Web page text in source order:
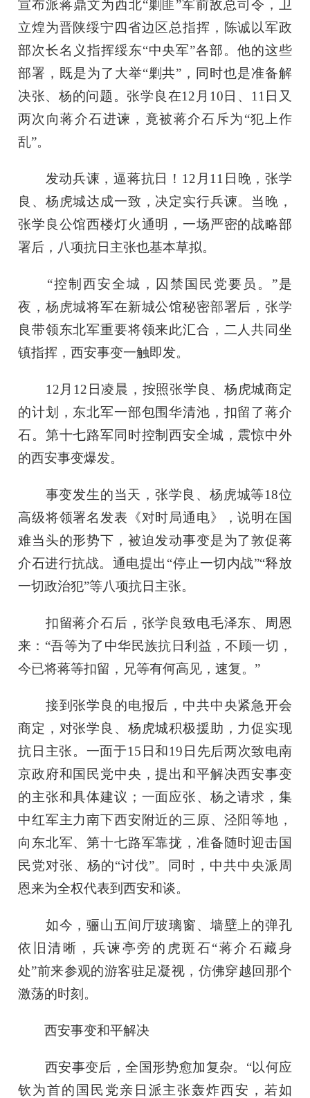
宣布派蒋鼎文为西北“剿匪”军前敌总司令，卫
立煌为晋陕绥宁四省边区总指挥，陈诚以军政
部次长名义指挥绥东“中央军”各部。他的这些
部署，既是为了大举“剿共”，同时也是准备解
决张、杨的问题。张学良在12月10日、11日又
两次向蒋介石进谏，竟被蒋介石斥为“犯上作
乱”。
发动兵谏，逼蒋抗日！12月11日晚，张学
良、杨虎城达成一致，决定实行兵谏。当晚，
张学良公馆西楼灯火通明，一场严密的战略部
署后，八项抗日主张也基本草拟。
“控制西安全城，囚禁国民党要员。”是
夜，杨虎城将军在新城公馆秘密部署后，张学
良带领东北军重要将领来此汇合，二人共同坐
镇指挥，西安事变一触即发。
12月12日凌晨，按照张学良、杨虎城商定
的计划，东北军一部包围华清池，扣留了蒋介
石。第十七路军同时控制西安全城，震惊中外
的西安事变爆发。
事变发生的当天，张学良、杨虎城等18位
高级将领署名发表《对时局通电》，说明在国
难当头的形势下，被迫发动事变是为了敦促蒋
介石进行抗战。通电提出“停止一切内战”“释放
一切政治犯”等八项抗日主张。
扣留蒋介石后，张学良致电毛泽东、周恩
来：“吾等为了中华民族抗日利益，不顾一切，
今已将蒋等扣留，兄等有何高见，速复。”
接到张学良的电报后，中共中央紧急开会
商定，对张学良、杨虎城积极援助，力促实现
抗日主张。一面于15日和19日先后两次致电南
京政府和国民党中央，提出和平解决西安事变
的主张和具体建议；一面应张、杨之请求，集
中红军主力南下西安附近的三原、泾阳等地，
向东北军、第十七路军靠拢，准备随时迎击国
民党对张、杨的“讨伐”。同时，中共中央派周
恩来为全权代表到西安和谈。
如今，骊山五间厅玻璃窗、墙壁上的弹孔
依旧清晰，兵谏亭旁的虎斑石“蒋介石藏身
处”前来参观的游客驻足凝视，仿佛穿越回那个
激荡的时刻。
西安事变和平解决
西安事变后，全国形势愈加复杂。“以何应
钦为首的国民党亲日派主张轰炸西安，若如